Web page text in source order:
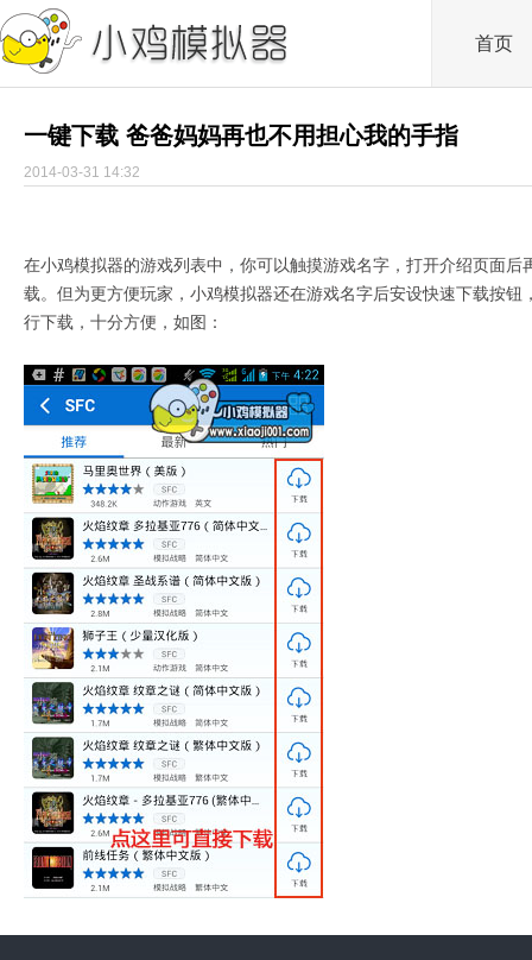
首页
一键下载 爸爸妈妈再也不用担心我的手指
2014-03-31 14:32
在小鸡模拟器的游戏列表中，你可以触摸游戏名字，打开介绍页面后
载。但为更方便玩家，小鸡模拟器还在游戏名字后安设快速下载按钮
行下载，十分方便，如图：